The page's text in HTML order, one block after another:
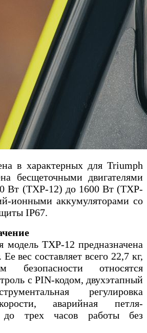
в характерных для Triumph
бесщеточными двигателями
Вт (TXP-12) до 1600 Вт (TXP-
ионными аккумуляторами со
IP67.
модель TXP-12 предназначена
вес составляет всего 22,7 кг,
относятся
с PIN-кодом, двухэтапный
регулировка
аварийная петля-
до трех часов работы без